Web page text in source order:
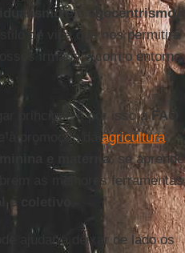
e o egocentrismo,
de vida que nos permitirá
irmãos e com o entorno
principal, e por isso aFAO
e à promoção da
agricultura
e materna, se aprende
as melhores ferramentas
e coletivo
ajudar a deixar de lado os